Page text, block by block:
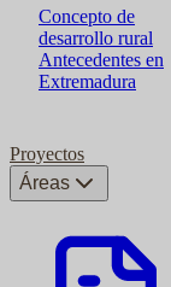
Concepto de
desarrollo rural
Antecedentes en
Extremadura
Proyectos
Áreas